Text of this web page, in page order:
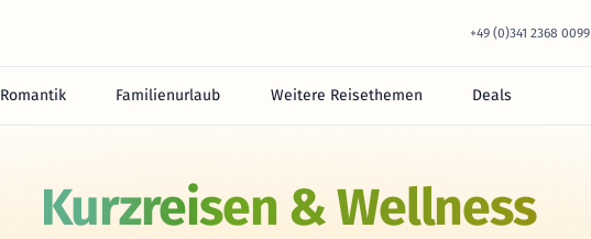
+49 (0)341 2368 0099
Romantik Familienurlaub Weitere Reisethemen Deals
Kurzreisen & Wellness